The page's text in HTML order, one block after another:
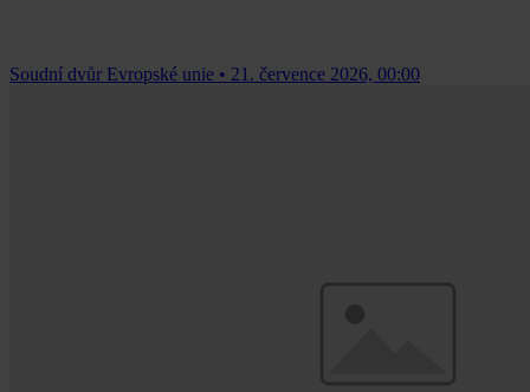
Soudní dvůr Evropské unie • 21. července 2026, 00:00